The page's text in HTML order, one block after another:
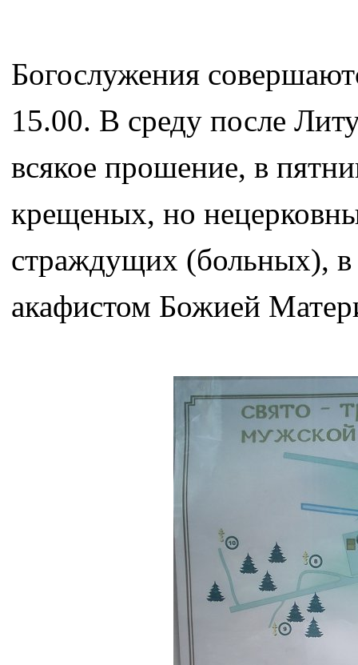
Богослужения
15.00. В среду после
всякое прошение, в
крещеных, но
страждущих (больных), в
акафистом Божией